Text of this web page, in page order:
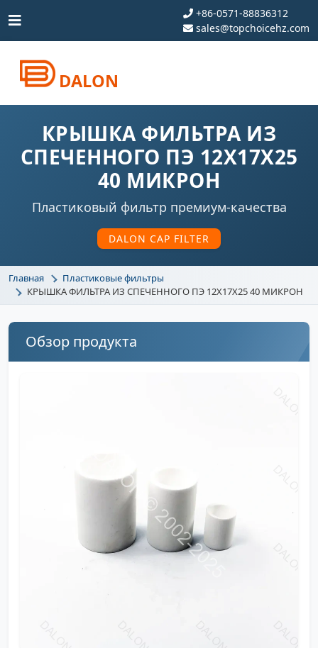
+86-0571-88836312
sales@topchoicehz.com
DALON
КРЫШКА ФИЛЬТРА ИЗ
СПЕЧЕННОГО ПЭ 12X17X25
40 МИКРОН
Пластиковый фильтр премиум-качества
DALON CAP FILTER
Главная
Пластиковые фильтры
КРЫШКА ФИЛЬТРА ИЗ СПЕЧЕННОГО ПЭ 12X17X25 40 МИКРОН
Обзор продукта